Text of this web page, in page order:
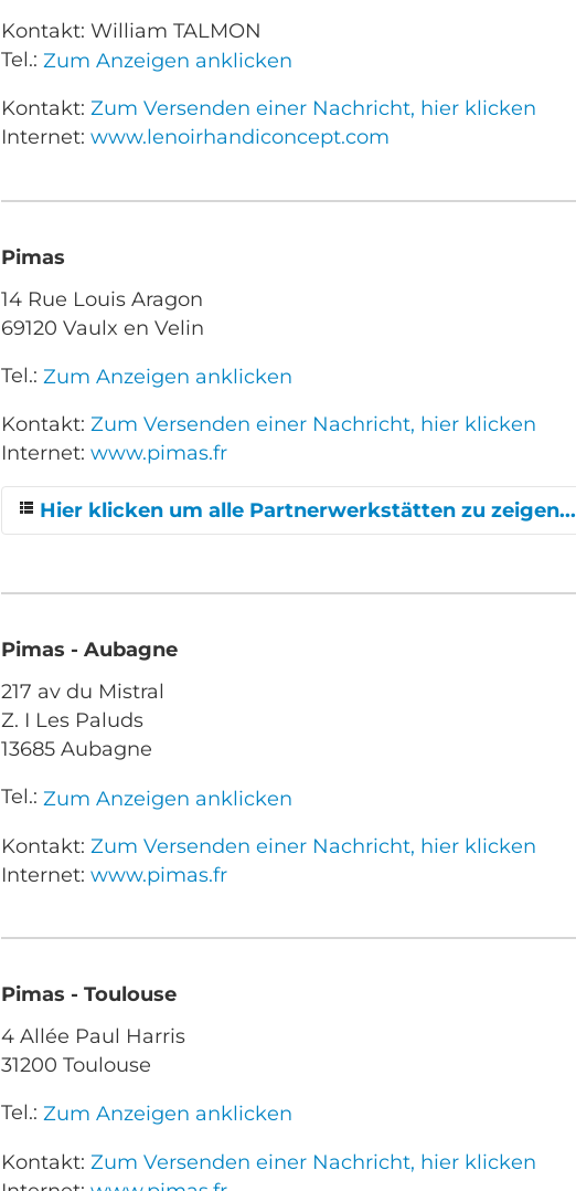
Kontakt: William TALMON
Tel.: Zum Anzeigen anklicken
Kontakt: Zum Versenden einer Nachricht, hier klicken
Internet: www.lenoirhandiconcept.com
Pimas
14 Rue Louis Aragon
69120 Vaulx en Velin
Tel.: Zum Anzeigen anklicken
Kontakt: Zum Versenden einer Nachricht, hier klicken
Internet: www.pimas.fr
Hier klicken um alle Partnerwerkstätten zu zeigen...
Appoigny
Auch
Bellerive-sur-Allier
Brest
Cahors
Chis
Didenheim
Pimas - Aubagne
217 av du Mistral
Z. I Les Paluds
13685 Aubagne
Tel.: Zum Anzeigen anklicken
Kontakt: Zum Versenden einer Nachricht, hier klicken
Internet: www.pimas.fr
Pimas - Toulouse
4 Allée Paul Harris
31200 Toulouse
Tel.: Zum Anzeigen anklicken
Kontakt: Zum Versenden einer Nachricht, hier klicken